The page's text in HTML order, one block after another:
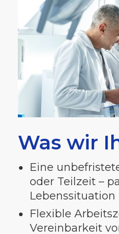
Was wir
Eine
oder Teilzeit –
Lebenssituation
Flexible
Vereinbarkeit